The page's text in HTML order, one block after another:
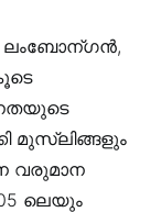
ലംബോന്ഗന്‍,
മുസ്ലിങ്ങളും
വരുമാന
ലെയും